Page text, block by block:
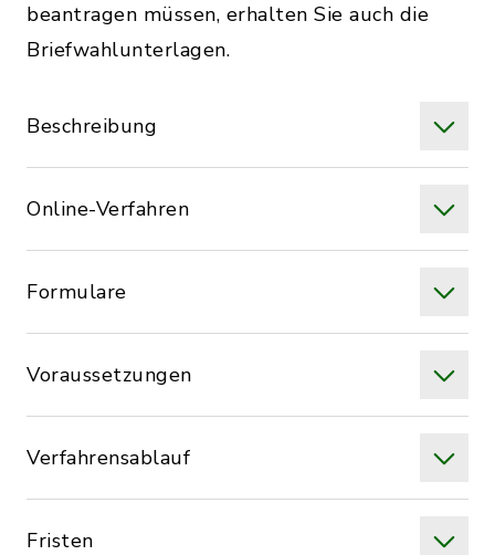
beantragen müssen, erhalten Sie auch die
Briefwahlunterlagen.
Beschreibung
Online-Verfahren
Formulare
Voraussetzungen
Verfahrensablauf
Fristen